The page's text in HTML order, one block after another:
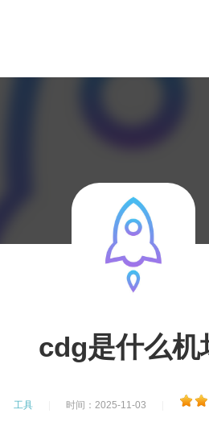
cdg是什么机
工具 时间：2025-11-03